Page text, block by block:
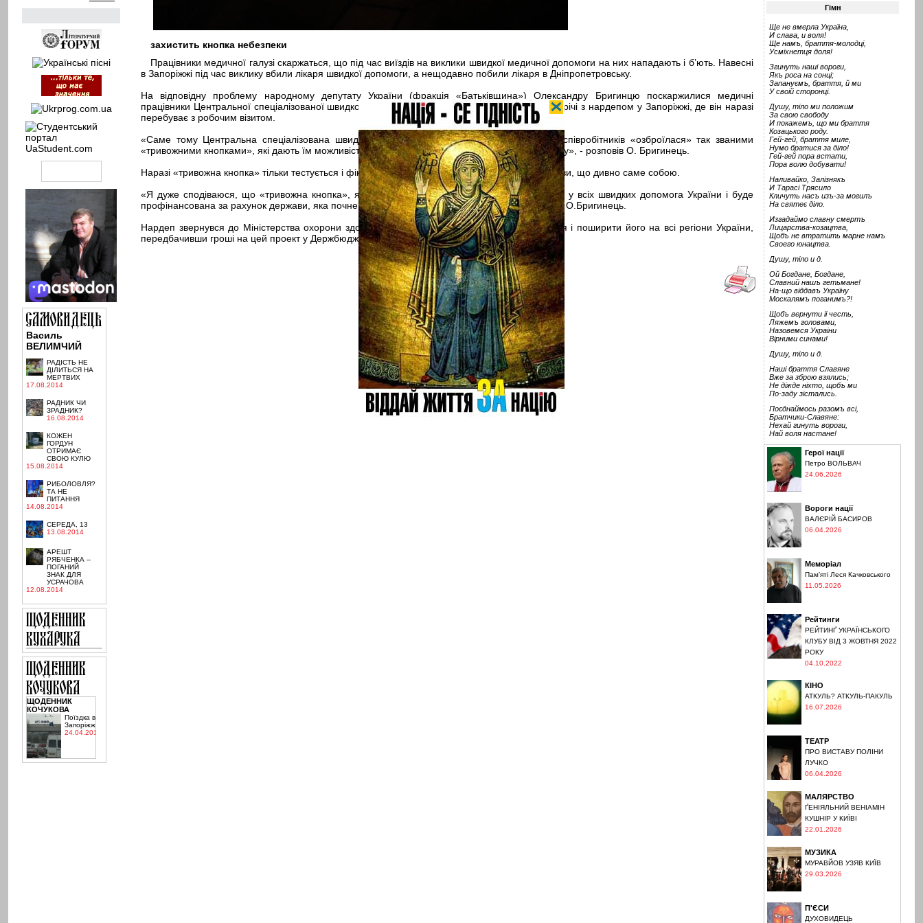
Василь
ВЕЛИМЧИЙ
РАДІСТЬ НЕ
ДІЛИТЬСЯ НА
МЕРТВИХ
17.08.2014
РАДНИК ЧИ
ЗРАДНИК?
16.08.2014
КОЖЕН
ГОРДУН
ОТРИМАЄ
СВОЮ КУЛЮ
15.08.2014
РИБОЛОВЛЯ?
ТА НЕ
ПИТАННЯ
14.08.2014
СЕРЕДА, 13
13.08.2014
АРЕШТ
РЯБЧЕНКА --
ПОГАНИЙ
ЗНАК ДЛЯ
УСРАЧОВА
12.08.2014
ЩОДЕННИК
КОЧУКОВА
Поїздка в
Запоріжжя
24.04.2015
Гімн
Ще не вмерла Україна,
И слава, и воля!
Ще намъ, браття-молодці,
Усміхнетця доля!
Згинуть наші вороги,
Якъ роса на сонці;
Запануємъ, браття, й ми
У своій сторонці.
Душу, тіло ми положим
За свою свободу
И покажемъ, що ми браття
Козацького роду.
Гей-гей, браття миле,
Нумо братися за діло!
Гей-гей пора встати,
Пора волю добувати!
Наливайко, Залізнякъ
И Тарасі Трясило
Кличуть насъ изъ-за могилъ
На святеє діло.
Изгадаймо славну смертъ
Лицарства-козацтва,
Щобъ не втратить марне намъ
Своего юнацтва.
Душу, тіло и д.
Ой Богдане, Богдане,
Славний нашъ гетьмане!
На-що віддавъ Україну
Москалямъ поганимъ?!
Щобъ вернути іі честь,
Ляжемъ головами,
Назовемся Украіни
Вірними синами!
Душу, тіло и д.
Наші браття Славяне
Вже за зброю взялись;
Не діжде ніхто, щобъ ми
По-заду зістались.
Поєднаймось разомъ всі,
Братчики-Славяне:
Нехай гинуть вороги,
Най воля настане!
Герої нації
Петро ВОЛЬВАЧ
24.06.2026
Вороги нації
ВАЛЄРІЙ БАСИРОВ
06.04.2026
Меморіал
Пам’яті Леся Качковського
11.05.2026
Рейтинги
РЕЙТИНҐ УКРАЇНСЬКОГО
КЛУБУ ВІД 3 ЖОВТНЯ 2022
РОКУ
04.10.2022
КІНО
АТКУЛЬ? АТКУЛЬ-ПАКУЛЬ
16.07.2026
ТЕАТР
ПРО ВИСТАВУ ПОЛІНИ
ЛУЧКО
06.04.2026
МАЛЯРСТВО
ҐЕНІЯЛЬНИЙ ВЕНІАМІН
КУШНІР У КИЇВІ
22.01.2026
МУЗИКА
МУРАВЙОВ УЗЯВ КИЇВ
29.03.2026
П'ЄСИ
ДУХОВИДЕЦЬ
захистить кнопка небезпеки
Працівники медичної галузі скаржаться, що під час виїздів на виклики швидкої медичної допомоги на них нападають і б’ють. Навесні
в Запоріжжі під час виклику вбили лікаря швидкої допомоги, а нещодавно побили лікаря в Дніпропетровську.
На відповідну проблему народному депутату України (фракція «Батьківщина») Олександру Бригинцю поскаржилися медичні
працівники Центральної спеціалізованої швидкої допомоги Запоріжжя під час особистої зустрічі з нардепом у Запоріжжі, де він наразі
перебуває з робочим візитом.
«Саме тому Центральна спеціалізована швидка допомога Запоріжжя для захисту своїх співробітників «озброїлася» так званими
«тривожними кнопками», які дають їм можливість швидко викликати міліцію у випадках нападу», - розповів О. Бригинець.
Наразі «тривожна кнопка» тільки тестується і фінансується за рахунок меценатів, а не держави, що дивно саме собою.
«Я дуже сподіваюся, що «тривожна кнопка», яка з’явилася в Запоріжжі, невдовзі з’явиться у всіх швидких допомога України і буде
профінансована за рахунок держави, яка почне дбати про безпеку лікарів», - висловив надію О.Бригинець.
Нардеп звернувся до Міністерства охорони здоров’я з проханням вивчити досвід Запоріжжя і поширити його на всі регіони України,
передбачивши гроші на цей проект у Держбюджеті на 2014 рік.